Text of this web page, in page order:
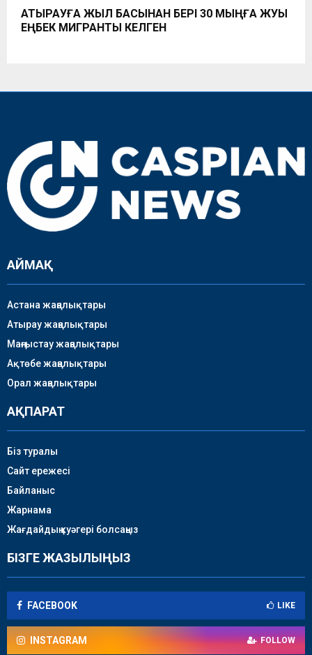
АТЫРАУҒА ЖЫЛ БАСЫНАН БЕРІ 30 МЫҢҒА ЖУЫҚ
ЕҢБЕК МИГРАНТЫ КЕЛГЕН
АЙМАҚ
Астана жаңалықтары
Атырау жаңалықтары
Маңғыстау жаңалықтары
Ақтөбе жаңалықтары
Орал жаңалықтары
АҚПАРАТ
Біз туралы
Сайт ережесі
Байланыс
Жарнама
Жағдайдың куәгері болсаңыз
БІЗГЕ ЖАЗЫЛЫҢЫЗ
FACEBOOK LIKE
INSTAGRAM FOLLOW